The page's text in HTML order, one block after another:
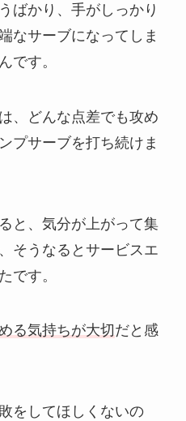
ばかり、手がしっかり
なサーブになってしま
です。
、どんな点差でも攻め
プサーブを打ち続けま
と、気分が上がって集
そうなるとサービスエ
です。
る気持ちが大切 だと感
をしてほしくないの